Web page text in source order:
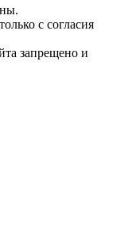
с согласия
запрещено и